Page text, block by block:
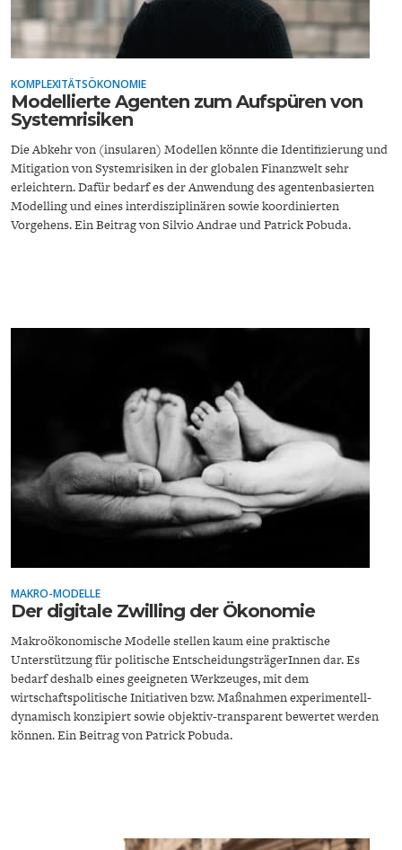
FACHKRÄFTEMANGEL
FINANZMÄRKTE
KOMPLEXITÄTSÖKONOMIE
Modellierte Agenten zum Aufspüren von
Systemrisiken
Die Abkehr von (insularen) Modellen könnte die Identifizierung und
Mitigation von Systemrisiken in der globalen Finanzwelt sehr
erleichtern. Dafür bedarf es der Anwendung des agentenbasierten
Modelling und eines interdisziplinären sowie koordinierten
Vorgehens. Ein Beitrag von Silvio Andrae und Patrick Pobuda.
MAKRO-MODELLE
Der digitale Zwilling der Ökonomie
Makroökonomische Modelle stellen kaum eine praktische
Unterstützung für politische EntscheidungsträgerInnen dar. Es
bedarf deshalb eines geeigneten Werkzeuges, mit dem
wirtschaftspolitische Initiativen bzw. Maßnahmen experimentell-
dynamisch konzipiert sowie objektiv-transparent bewertet werden
können. Ein Beitrag von Patrick Pobuda.